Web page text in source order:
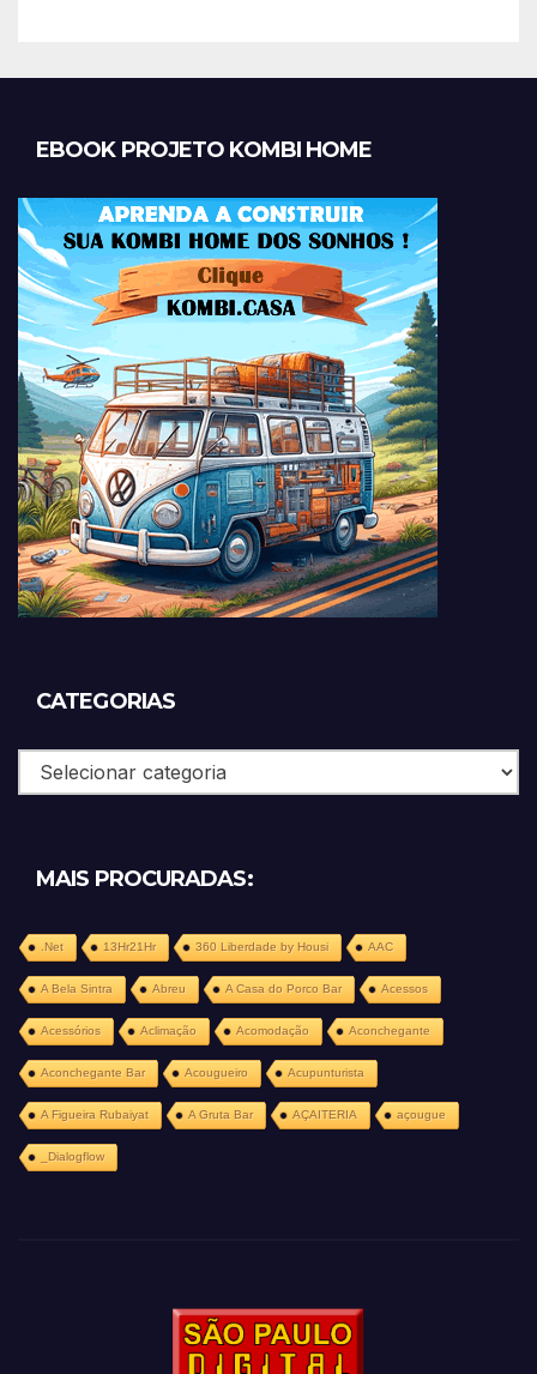
EBOOK PROJETO KOMBI HOME
CATEGORIAS
Categorias
MAIS PROCURADAS:
.Net 13Hr21Hr 360 Liberdade by Housi AAC
A Bela Sintra Abreu A Casa do Porco Bar Acessos
Acessórios Aclimação Acomodação Aconchegante
Aconchegante Bar Acougueiro Acupunturista
A Figueira Rubaiyat A Gruta Bar AÇAITERIA açougue
_Dialogflow